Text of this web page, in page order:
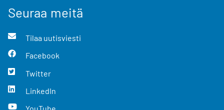
Seuraa meitä
Tilaa uutisviesti
Facebook
Twitter
LinkedIn